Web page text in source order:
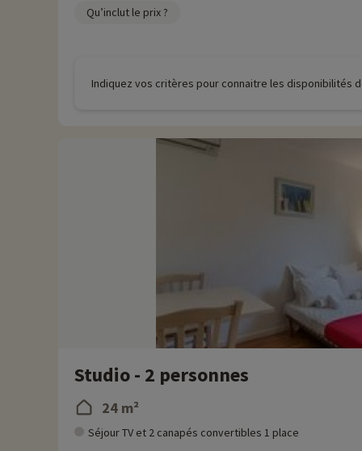
Qu’inclut le prix ?
Indiquez vos critères pour connaitre les disponibilités
Studio - 2 personnes
24 m²
Séjour TV et 2 canapés convertibles 1 place